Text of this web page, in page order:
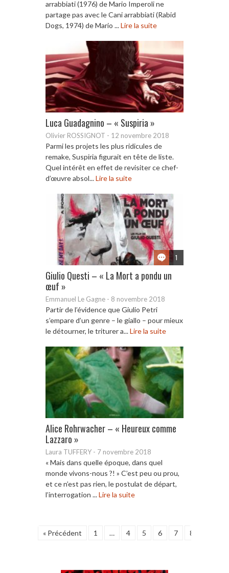
arrabbiati (1976) de Mario Imperoli ne
partage pas avec le Cani arrabbiati (Rabid
Dogs, 1974) de Mario ...Lire la suite
Luca Guadagnino – « Suspiria »
Olivier ROSSIGNOT - 12 novembre 2018
Parmi les projets les plus ridicules de
remake, Suspiria figurait en tête de liste.
Quel intérêt en effet de revisiter ce chef-
d’œuvre absol...Lire la suite
1
Giulio Questi – « La Mort a pondu un
œuf »
Emmanuel Le Gagne - 8 novembre 2018
Partir de l’évidence que Giulio Petri
s’empare d’un genre – le giallo – pour mieux
le détourner, le triturer a...Lire la suite
Alice Rohrwacher – « Heureux comme
Lazzaro »
Laura TUFFERY - 7 novembre 2018
« Mais dans quelle époque, dans quel
monde vivons-nous ?! » C’est peu ou prou,
et ce n’est pas rien, le postulat de départ,
l’interrogation ...Lire la suite
« Précédent 1 … 4 5 6 7 8